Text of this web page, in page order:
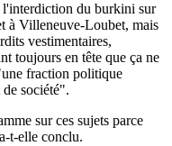
l'interdiction du burkini sur
à Villeneuve-Loubet, mais
vestimentaires,
toujours en tête que ça ne
fraction politique
société".
sur ces sujets parce
t-elle conclu.